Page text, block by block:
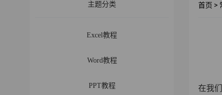
主题分类
Excel教程
Word教程
PPT教程
首页 >
在我